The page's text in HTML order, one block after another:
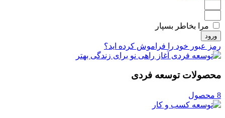
مرا بخاطر بسپار
ورود
رمز عبور خود را فراموش کرده اید؟
محصولات توسعه فردی
8 محصول